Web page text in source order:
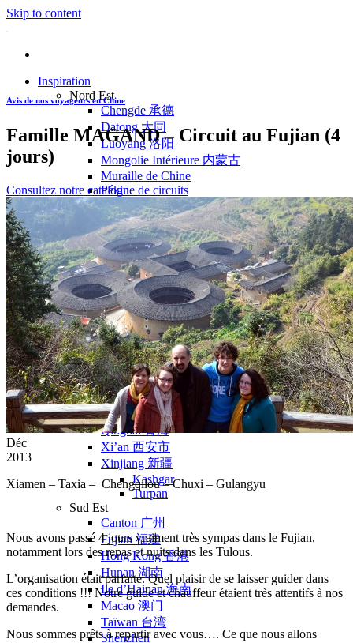
Skip to content
Inspiration
Nord Est
Chengde 承德
Datong 大同
Luoyang 洛阳
Mongolie Intérieure 内蒙古
Muraille de Chine
Pékin
Pingyao 平遥
Wutaishan 五台山
Côte Est
Anhui 安徽
Hangzhou 杭州
Jiangxi 江西
Montagnes Jaunes
Shandong 山东
Shanghai 上海
Suzhou 苏州
Nord Ouest
Gansu 甘肃
Dunhuang – 敦煌
Jiayuguan – 嘉峪关
Qinghai 青海
Xi’an 西安市
Xinjiang 新疆
Kashgar
Turpan
Sud Est
Canton 广州
Fujian 福建
Hong Kong 香港
Hunan 湖南
Ile d’Hainan 海南
Macao 澳门
Taïwan 台湾
Shenzhen
Avis de nos voyageurs en Chine
Famille MAGAND – Circuit au Fujian (4
jours)
Consultez notre catalogue de circuits
Déc
2013
Xiamen – Taxia – Chengqilou – Chuxi – Gulangyu
Nous avons passé 4 jours vraiment très sympas dans le Fujian,
notamment lors des repas et nuits dans les Tulous.
L’organisation était parfaite. Quel plaisir de se laisser guider dans
ces conditions !!! Notre guide et chauffeur étaient très attentifs à nos
demandes.
Nous sommes prêts à repartir avec vous…. Ce que nous allons